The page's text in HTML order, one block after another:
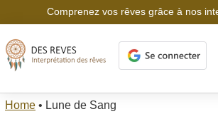
Comprenez vos rêves grâce à nos
Home • Lune de Sang